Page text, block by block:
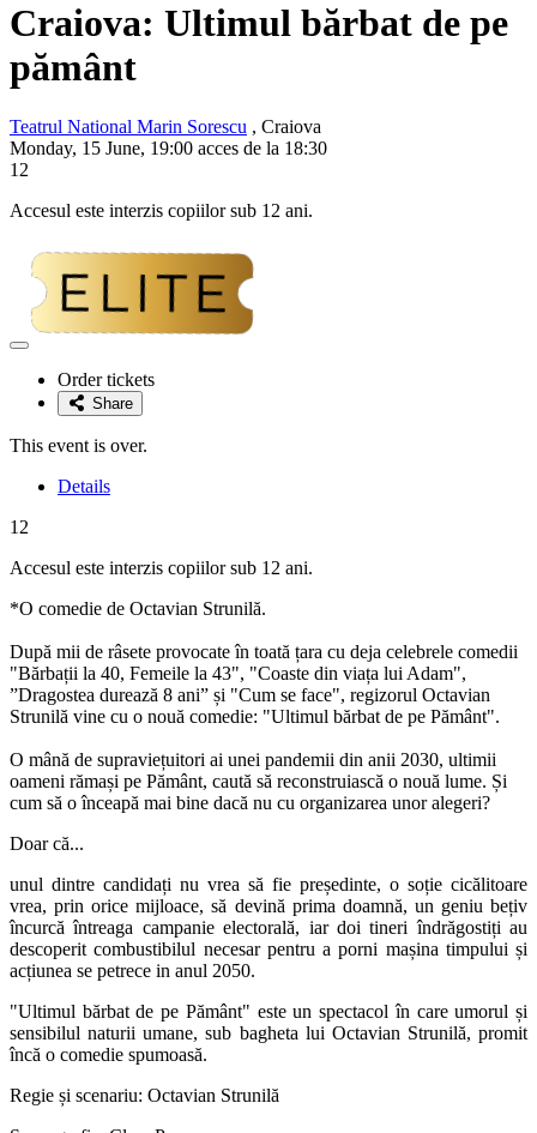
Craiova: Ultimul bărbat de pe
pământ
Teatrul National Marin Sorescu , Craiova
Monday, 15 June, 19:00 acces de la 18:30
12
Accesul este interzis copiilor sub 12 ani.
Adaugă
favoriteOrder tickets
Share
This event is over.
Details
12
Accesul este interzis copiilor sub 12 ani.
*O comedie de Octavian Strunilă.
După mii de râsete provocate în toată țara cu deja celebrele comedii
"Bărbații la 40, Femeile la 43", "Coaste din viața lui Adam",
”Dragostea durează 8 ani” și "Cum se face", regizorul Octavian
Strunilă vine cu o nouă comedie: "Ultimul bărbat de pe Pământ".
O mână de supraviețuitori ai unei pandemii din anii 2030, ultimii
oameni rămași pe Pământ, caută să reconstruiască o nouă lume. Și
cum să o înceapă mai bine dacă nu cu organizarea unor alegeri?
Doar că...
unul dintre candidați nu vrea să fie președinte, o soție cicălitoare
vrea, prin orice mijloace, să devină prima doamnă, un geniu bețiv
încurcă întreaga campanie electorală, iar doi tineri îndrăgostiți au
descoperit combustibilul necesar pentru a porni mașina timpului și
acțiunea se petrece in anul 2050.
"Ultimul bărbat de pe Pământ" este un spectacol în care umorul și
sensibilul naturii umane, sub bagheta lui Octavian Strunilă, promit
încă o comedie spumoasă.
Regie și scenariu: Octavian Strunilă